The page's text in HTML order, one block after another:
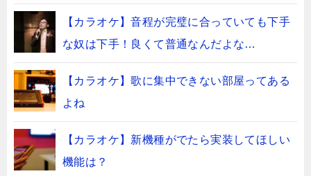
【カラオケ】音程が完璧に合っていても下手
な奴は下手！良くて普通なんだよな…
【カラオケ】歌に集中できない部屋ってある
よね
【カラオケ】新機種がでたら実装してほしい
機能は？